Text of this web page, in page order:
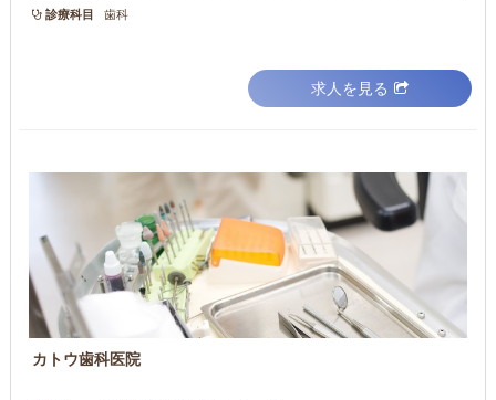
診療科目 歯科
求人を見る
カトウ歯科医院